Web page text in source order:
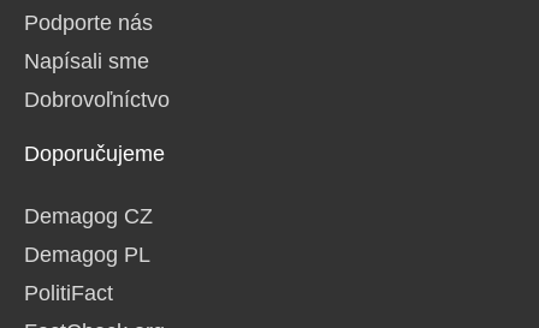
Podporte nás
Napísali sme
Dobrovoľníctvo
Doporučujeme
Demagog CZ
Demagog PL
PolitiFact